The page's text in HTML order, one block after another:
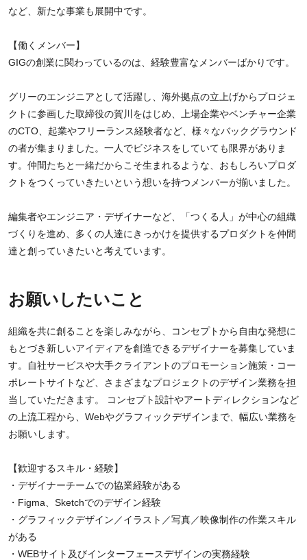
など、新たな事業も展開中です。
【働くメンバー】
GIGの創業に関わっているのは、経験豊富なメンバーばかりです。
グリーのエンジニアとして活躍し、海外拠点の立上げからプロジェ
クトに参画した取締役の賀川をはじめ、上場企業やベンチャー企業
のCTO、起業やフリーランス経験者など、様々なバックグラウンド
の者が集まりました。一人でビジネスをしていても限界がありま
す。仲間たちと一緒だからこそ生まれるような、おもしろいプロダ
クトをつくっていきたいという想いを持つメンバーが揃いました。
編集者やエンジニア・デザイナーなど、「つくる人」が中心の組織
づくりを進め、多くの人達にきっかけを提供するプロダクトを仲間
達と創っていきたいと考えています。
お願いしたいこと
組織を共に創ることを楽しみながら、コンセプトから自由な発想に
もとづき新しいアイディアを創造できるデザイナーを募集していま
す。自社サービスや大手クライアントのプロモーション施策・コー
ポレートサイトなど、さまざまなプロジェクトのデザイン業務を担
当していただきます。 コンセプト設計やアートディレクションなど
の上流工程から、Webやグラフィックデザインまで、幅広い業務を
お願いします。
【歓迎するスキル・経験】
・デザイナーチームでの協業経験がある
・Figma、Sketchでのデザイン経験
・グラフィックデザイン／イラスト／写真／映像制作の作業スキル
がある
・WEBサイト及びインターフェースデザインの実務経験